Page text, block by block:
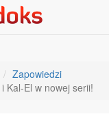
Zapowiedzi
Kal-El w nowej serii!